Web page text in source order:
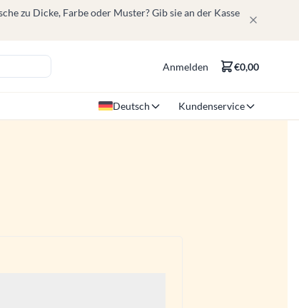
zu Dicke, Farbe oder Muster? Gib sie an der Kasse
Anmelden €0,00
Deutsch Kundenservice